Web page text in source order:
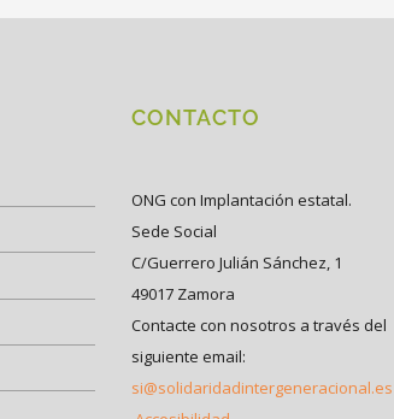
CONTACTO
ONG con Implantación estatal.
Sede Social
C/Guerrero Julián Sánchez, 1
49017 Zamora
Contacte con nosotros a través del
siguiente email:
si@solidaridadintergeneracional.es